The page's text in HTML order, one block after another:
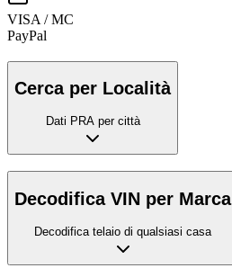
VISA / MC
PayPal
Cerca per Località
Dati PRA per città
Decodifica VIN per Marca
Decodifica telaio di qualsiasi casa